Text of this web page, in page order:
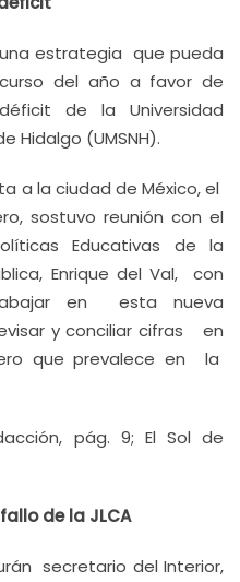
estrategia que pueda
del año a favor de
de la Universidad
Hidalgo (UMSNH).
a la ciudad de México, el
sostuvo reunión con el
Educativas de la
Enrique del Val, con
en esta nueva
y conciliar cifras en
que prevalece en la
pág. 9; El Sol de
de la JLCA
secretario del Interior,